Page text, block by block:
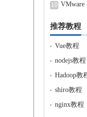
10 VMware
推荐教程
Vue教程
nodejs教程
Hadoop教
shiro教程
nginx教程